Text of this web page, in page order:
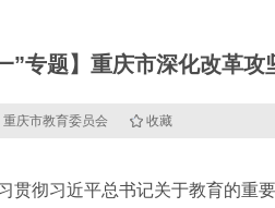
”专题】重庆市深化改革
庆市教育委员会 收藏
彻习近平总书记关于教育的重要